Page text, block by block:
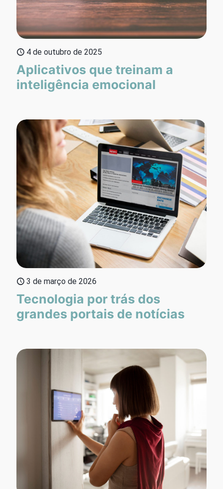
4 de outubro de 2025
Aplicativos que treinam a
inteligência emocional
3 de março de 2026
Tecnologia por trás dos
grandes portais de notícias